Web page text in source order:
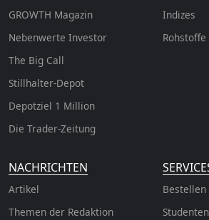
GROWTH Magazin
Nebenwerte Investor
The Big Call
Stillhalter-Depot
Depotziel 1 Million
Die Trader-Zeitung
Indizes
Rohstoffe
NACHRICHTEN
Artikel
Themen der Redaktion
Bestellen